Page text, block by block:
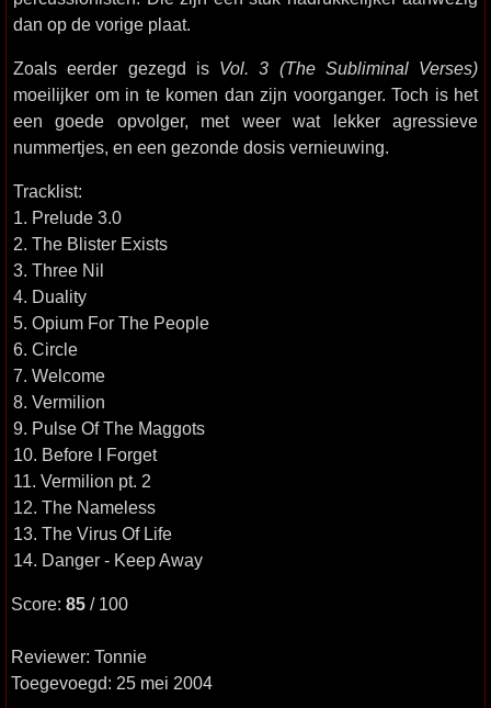
dan op de vorige plaat.
Zoals eerder gezegd is Vol. 3 (The Subliminal Verses)
moeilijker om in te komen dan zijn voorganger. Toch is het
een goede opvolger, met weer wat lekker agressieve
nummertjes, en een gezonde dosis vernieuwing.
Tracklist:
1. Prelude 3.0
2. The Blister Exists
3. Three Nil
4. Duality
5. Opium For The People
6. Circle
7. Welcome
8. Vermilion
9. Pulse Of The Maggots
10. Before I Forget
11. Vermilion pt. 2
12. The Nameless
13. The Virus Of Life
14. Danger - Keep Away
Score: 85 / 100
Reviewer: Tonnie
Toegevoegd: 25 mei 2004